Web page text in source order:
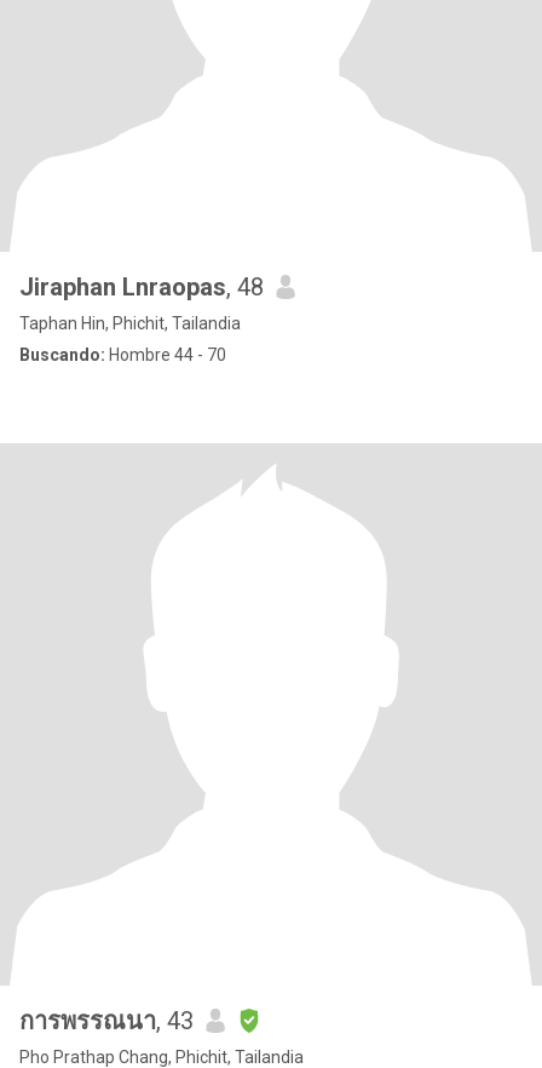
Jiraphan Lnraopas, 48
Taphan Hin, Phichit, Tailandia
Buscando: Hombre 44 - 70
การพรรณนา, 43
Pho Prathap Chang, Phichit, Tailandia